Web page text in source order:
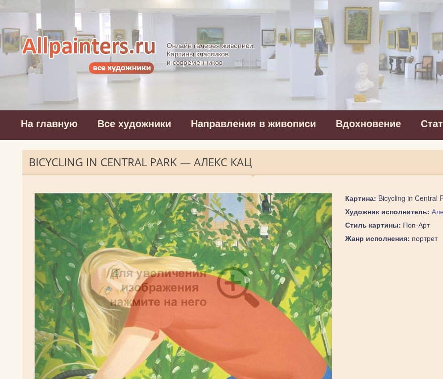
Allpainters.ru - картинная галерея
Онлайн галерея живописи.
Картины классиков
и современников
На главную Все художники Направления в живописи Вдохновение
BICYCLING IN CENTRAL PARK — АЛЕКС КАЦ
Картина: Bicycling in Central
Художник исполнитель:
Стиль картины: Поп-Арт
Жанр исполнения: портрет